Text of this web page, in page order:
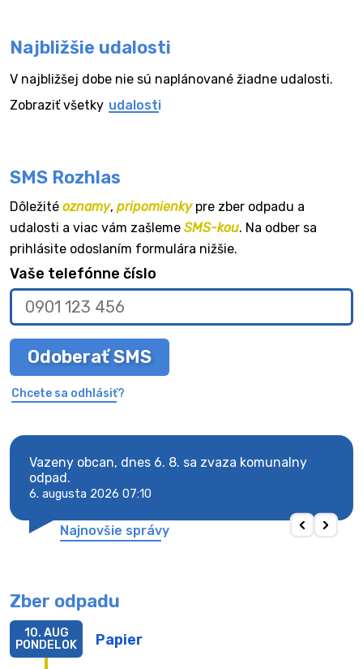
Najbližšie udalosti
V najbližšej dobe nie sú naplánované žiadne udalosti.
Zobraziť všetky udalosti
SMS Rozhlas
Dôležité oznamy, pripomienkypre zber odpadu a
udalosti a viac vám zašleme SMS-kou. Na odber sa
prihlásite odoslaním formulára nižšie.
Vaše telefónne číslo
Odoberať SMS
Chcete sa odhlásiť?
Vazeny obcan, dnes 6. 8. sa zvaza komunalny
odpad.
6. augusta 2026 07:10
Najnovšie správy
Zber odpadu
Papier
10. AUG
PONDELOK